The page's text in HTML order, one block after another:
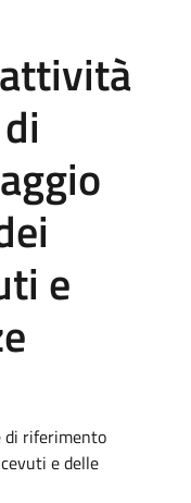
e
di riferimento
e delle